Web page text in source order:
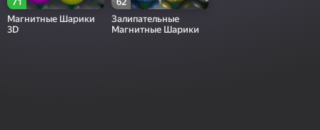
Магнитные Шарики
3D
Залипательные
Магнитные Шарики